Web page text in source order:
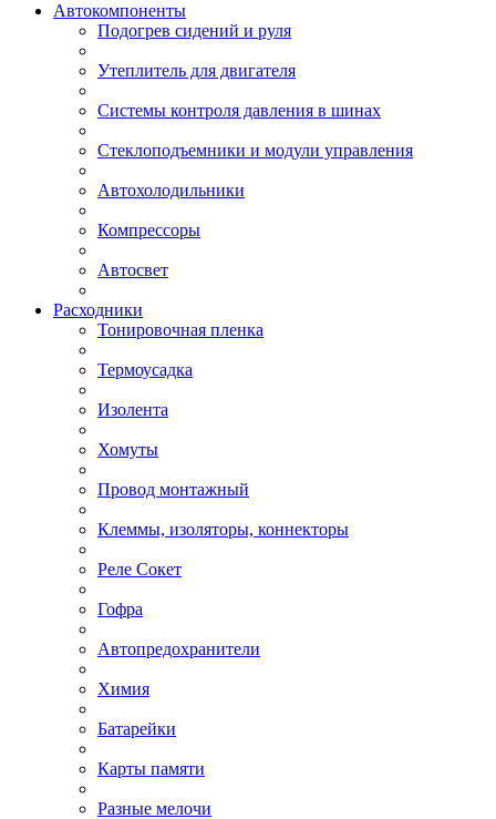
Автокомпоненты
Подогрев сидений и руля
Утеплитель для двигателя
Системы контроля давления в шинах
Стеклоподъемники и модули управления
Автохолодильники
Компрессоры
Автосвет
Расходники
Тонировочная пленка
Термоусадка
Изолента
Хомуты
Провод монтажный
Клеммы, изоляторы, коннекторы
Реле Сокет
Гофра
Автопредохранители
Химия
Батарейки
Карты памяти
Разные мелочи